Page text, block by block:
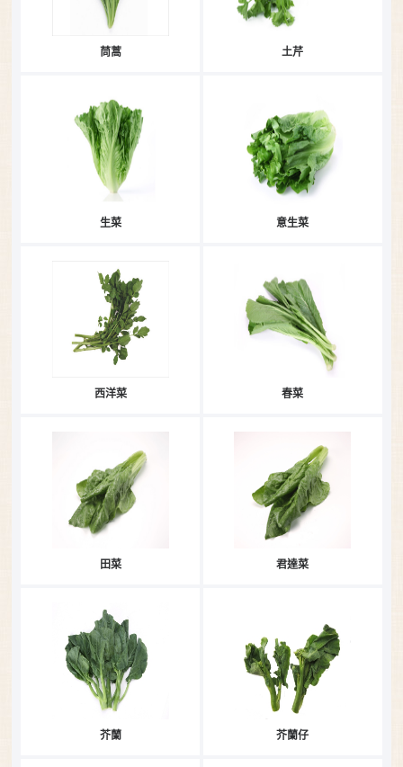
茼蒿 土芹
生菜 意生菜
西洋菜 春菜
田菜 君達菜
芥蘭 芥蘭仔